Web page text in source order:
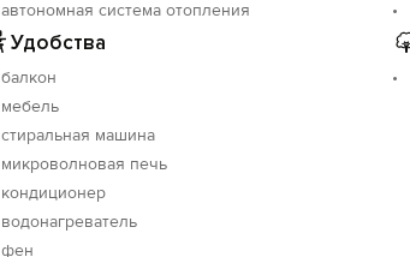
автономная система отопления
Удобства
балкон
мебель
стиральная машина
микроволновая печь
кондиционер
водонагреватель
фен